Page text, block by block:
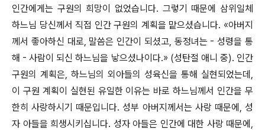
인간에게는 구원의 희망이 없었습니다. 그렇기 때문에 삼위일체
하느님 당신께서 직접 인간 구원의 계획을 맡으셨습니다. «아버지
께서 좋아하신 대로, 말씀은 인간이 되셨고, 동정녀는 - 성령을 통
해 - 사람이 되신 하느님을 낳으셨나이다.» (성탄절 애니 중). 인간
구원의 계획은, 하느님의 외아들의 성육신을 통해 실현되었는데,
이 구원 계획이 실현된 유일한 이유는 바로 하느님께서 인간을 무
한히 사랑하시기 때문입니다. 성부 아버지께서는 사랑 때문에, 성
자 아들을 희생시키십니다. 성자 아들은 인간에 대한 사랑 때문에,